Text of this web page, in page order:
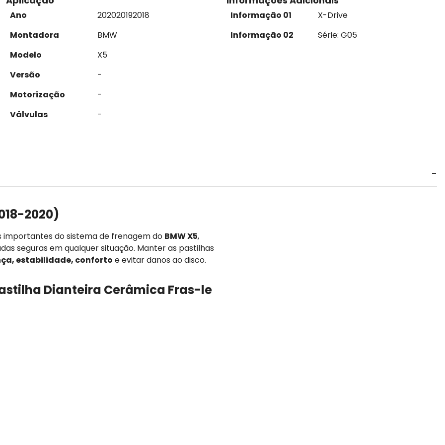
Ano 202020192018
Montadora
BMW
Modelo
X5
Versão
-
Motorização
-
Válvulas
-
Informação 01
X-Drive
Informação 02
Série: G05
2020)
importantes do sistema de frenagem do BMW X5,
seguras em qualquer situação. Manter as pastilhas
estabilidade, conforto e evitar danos ao disco.
Dianteira Cerâmica Fras-le